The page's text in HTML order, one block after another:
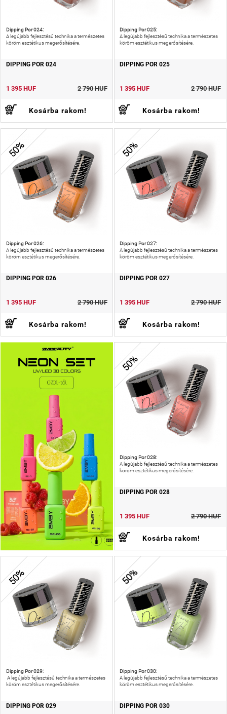
Dipping Por 024:
A legújabb fejlesztésű technika a természetes
köröm esztétikus megerősítésére.
DIPPING POR 024
1 395 HUF 2 790 HUF
Kosárba rakom!
Dipping Por 025:
A legújabb fejlesztésű technika a természetes
köröm esztétikus megerősítésére.
DIPPING POR 025
1 395 HUF 2 790 HUF
Kosárba rakom!
50%
Dipping Por 026:
A legújabb fejlesztésű technika a természetes
köröm esztétikus megerősítésére.
DIPPING POR 026
1 395 HUF 2 790 HUF
Kosárba rakom!
50%
Dipping Por 027:
A legújabb fejlesztésű technika a természetes
köröm esztétikus megerősítésére.
DIPPING POR 027
1 395 HUF 2 790 HUF
Kosárba rakom!
50%
Dipping Por 028:
A legújabb fejlesztésű technika a természetes
köröm esztétikus megerősítésére.
DIPPING POR 028
1 395 HUF 2 790 HUF
Kosárba rakom!
50%
Dipping Por 029:
A legújabb fejlesztésű technika a természetes
köröm esztétikus megerősítésére.
DIPPING POR 029
50%
Dipping Por 030:
A legújabb fejlesztésű technika a természetes
köröm esztétikus megerősítésére.
DIPPING POR 030